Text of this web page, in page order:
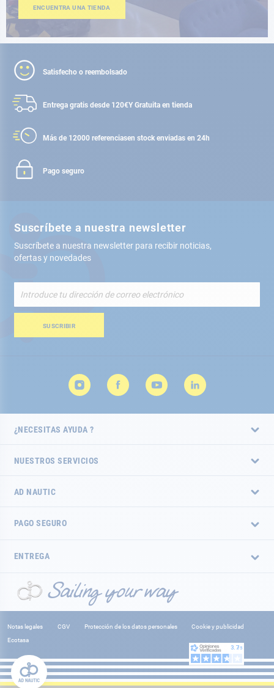
ENCUENTRA UNA TIENDA
Satisfecho o reembolsado
Entrega gratis desde 120€Y Gratuita en tienda
Más de 12000 referenciasen stock enviadas en 24h
Pago seguro
Suscríbete a nuestra newsletter
Suscríbete a nuestra newsletter para recibir noticias,
ofertas y novedades
nuestro
de
SUSCRIBIR
¿NECESITAS AYUDA ?
NUESTROS SERVICIOS
AD NAUTIC
PAGO SEGURO
ENTREGA
Notas legales CGV Protección de los datos personales
Cookie y publicidad
Ecotasa